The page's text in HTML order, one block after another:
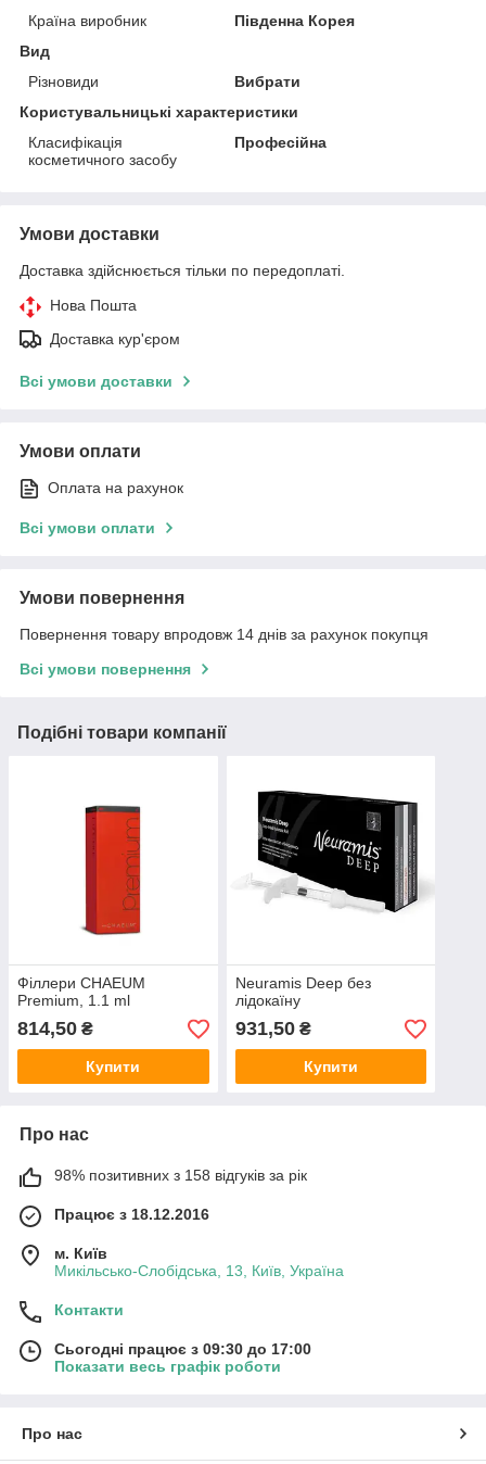
Країна виробник
Південна Корея
Вид
Різновиди
Вибрати
Користувальницькі характеристики
Класифікація
косметичного засобу
Професійна
Умови доставки
Доставка здійснюється тільки по передоплаті.
Нова Пошта
Доставка кур'єром
Всі умови доставки
Умови оплати
Оплата на рахунок
Всі умови оплати
Умови повернення
Повернення товару впродовж 14 днів за рахунок покупця
Всі умови повернення
Подібні товари компанії
Філлери CHAEUM
Premium, 1.1 ml
814,50 ₴
Купити
Neuramis Deep без
лідокаїну
931,50₴
Купити
Про нас
98% позитивних з 158 відгуків за рік
Працює з 18.12.2016
м. Київ
Микільсько-Слобідська, 13, Київ, Україна
Контакти
Сьогодні працює з 09:30 до 17:00
Показати весь графік роботи
Про нас